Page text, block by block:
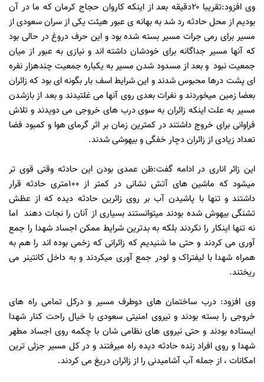
وی افزود:تقریبا ۲۰دقیقه بعد از اینکه کاروان حجاج کرمان که ما در آن
بودیم از محل حادثه رد شد به بهانه ی عبور هیئت یکی از سران سعودی از
مسیر برای رمی جرات مسیر بسته شده بود و این حرف دروغ در حالی بود
که آنها مسیر جداگانه برای خودشان داشته اند و نیازی به عبور از میان
جمعیت نبود و بعد از مسدود شدن مسیر به یکباره جمعیت چندهزار نفره
ای پشت درها محبوس شدند و این شرایط اسف بار بگونه ای بود که زائران
بعضا زمین میخوردند و نفرات بعدی روی آنها می غلتیدند و بعد از بازشدن
مسیر به علت اینکه زائران به سوی درب های خروجی می دویدند و تلاش
فراوانی برای خروج داشتند در کمترین زمان بر اثر گرمای هوا و کمبود فضا
تعداد زیادی از زائران دچار خفگی و بیهوشی شدند.
این زائر اناری در ادامه گفت:ظن عمدی بودن این حادثه وقتی قوی تر
میشود که ماشین های آتش نشانی در کمتر از ۱۰۰متری حادثه قرار
داشتند و تنها با پاشیدن آب بر روی زائرین حادثه دیده که از عظش
تشنگی بیهوش شده بودند میتوانستند بسیاری از آنان را نجات دهند اما
نه تنها اینکار را نکردند بلکه به بدترین شرایط ممکن اجساد شهدا را جمع
آوری می کردند و حتی ما شنیدیم که زائرانی که زخمی بوده اند را هم به
همراه شهدا با لیفتراک و لودر جمع آوری میکردند و به داخل کانتینر می
ریختند.
وی افزود: درب ساختمان های دوطرف مسیر و درکل تمامی راه های
خروجی را بسته بودند و نیروی امنیتی سعودی با خیال راحت کنار شهدا
ایستاده بودند و حتی نیروی های نظامی شان با چکمه روی اجساد مطهر
شهدا و روی افراد زنده حادثه دیده راه میرفتند و در کل مسیر جزئی ترین
امکانات ، از جمله آب آشامیدنی را از زائران دریغ می کردند.